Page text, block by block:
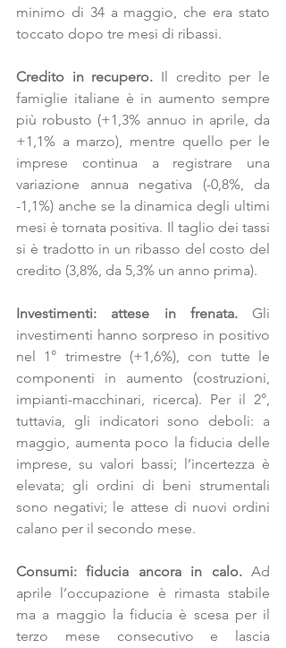
minimo di 34 a maggio, che era stato
toccato dopo tre mesi di ribassi.
Credito in recupero. Il credito per le
famiglie italiane è in aumento sempre
più robusto (+1,3% annuo in aprile, da
+1,1% a marzo), mentre quello per le
imprese continua a registrare una
variazione annua negativa (-0,8%, da
-1,1%) anche se la dinamica degli ultimi
mesi è tornata positiva. Il taglio dei tassi
si è tradotto in un ribasso del costo del
credito (3,8%, da 5,3% un anno prima).
Investimenti: attese in frenata. Gli
investimenti hanno sorpreso in positivo
nel 1° trimestre (+1,6%), con tutte le
componenti in aumento (costruzioni,
impianti-macchinari, ricerca). Per il 2°,
tuttavia, gli indicatori sono deboli: a
maggio, aumenta poco la fiducia delle
imprese, su valori bassi; l’incertezza è
elevata; gli ordini di beni strumentali
sono negativi; le attese di nuovi ordini
calano per il secondo mese.
Consumi: fiducia ancora in calo. Ad
aprile l’occupazione è rimasta stabile
ma a maggio la fiducia è scesa per il
terzo mese consecutivo e lascia